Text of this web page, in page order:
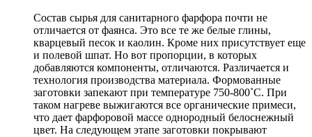
Состав сырья для санитарного фарфора почти не
отличается от фаянса. Это все те же белые глины,
кварцевый песок и каолин. Кроме них присутствует еще
и полевой шпат. Но вот пропорции, в которых
добавляются компоненты, отличаются. Различается и
технология производства материала. Формованные
заготовки запекают при температуре 750-800˚С. При
таком нагреве выжигаются все органические примеси,
что дает фарфоровой массе однородный белоснежный
цвет. На следующем этапе заготовки покрывают